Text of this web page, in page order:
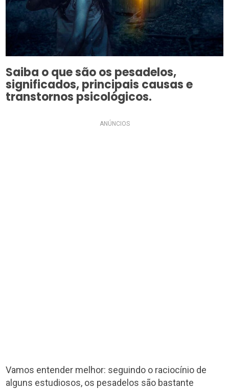
Saiba o que são os pesadelos,
significados, principais causas e
transtornos psicológicos.
ANÚNCIOS
Vamos entender melhor: seguindo o raciocínio de
alguns estudiosos, os pesadelos são bastante